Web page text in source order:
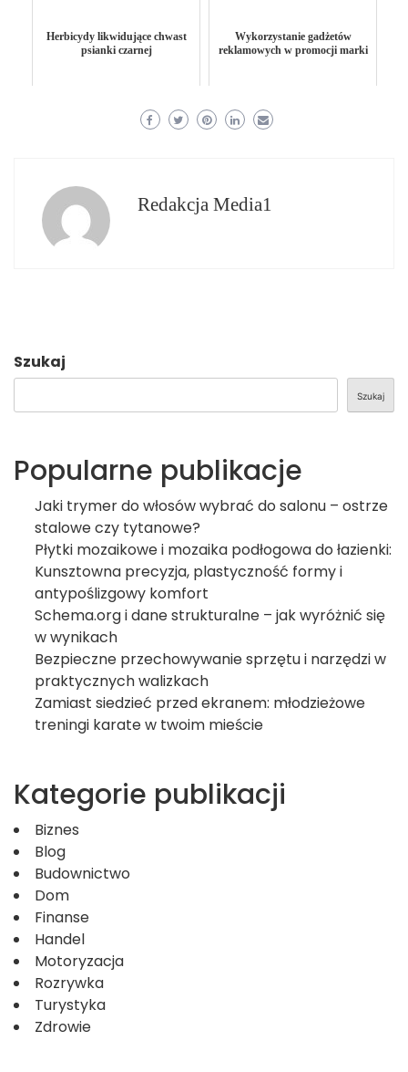
Herbicydy likwidujące chwast
psianki czarnej
Wykorzystanie gadżetów
reklamowych w promocji marki
Redakcja Media1
Szukaj
Szukaj
Popularne publikacje
Jaki trymer do włosów wybrać do salonu – ostrze
stalowe czy tytanowe?
Płytki mozaikowe i mozaika podłogowa do łazienki:
Kunsztowna precyzja, plastyczność formy i
antypoślizgowy komfort
Schema.org i dane strukturalne – jak wyróżnić się
w wynikach
Bezpieczne przechowywanie sprzętu i narzędzi w
praktycznych walizkach
Zamiast siedzieć przed ekranem: młodzieżowe
treningi karate w twoim mieście
Kategorie publikacji
Biznes
Blog
Budownictwo
Dom
Finanse
Handel
Motoryzacja
Rozrywka
Turystyka
Zdrowie